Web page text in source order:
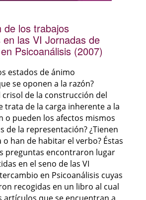
de los trabajos
las VI Jornadas de
Psicoanálisis (2007)
estados de ánimo
se oponen a la razón?
crisol de la construcción del
trata de la carga inherente a la
o pueden los afectos mismos
de la representación? ¿Tienen
han de habitar el verbo? Éstas
preguntas encontraron lugar
en el seno de las VI
en Psicoanálisis cuyas
recogidas en un libro al cual